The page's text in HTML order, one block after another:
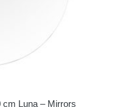
cm Luna – Mirrors